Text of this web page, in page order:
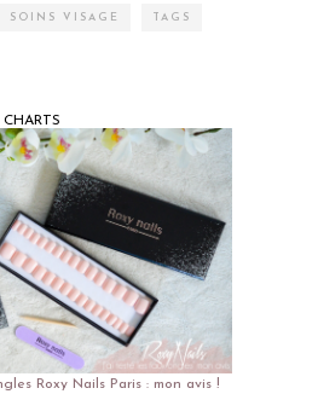
SOINS VISAGE TAGS
Roxy Nails Paris : mon avis !